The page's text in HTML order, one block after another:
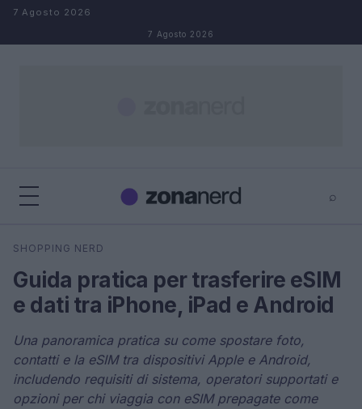
Salta al contenuto
7 Agosto 2026
7 Agosto 2026
⌕
Cerca
SHOPPING NERD
Guida pratica per trasferire eSIM
e dati tra iPhone, iPad e Android
Una panoramica pratica su come spostare foto,
contatti e la eSIM tra dispositivi Apple e Android,
includendo requisiti di sistema, operatori supportati e
opzioni per chi viaggia con eSIM prepagate come